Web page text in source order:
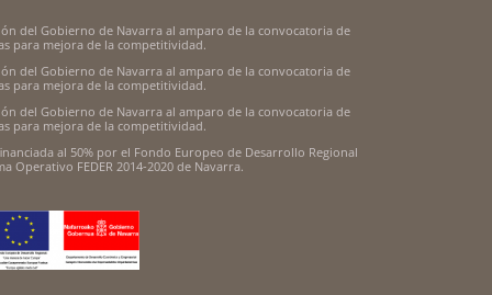
del Gobierno de Navarra al amparo de la convocatoria de
para mejora de la competitividad.
del Gobierno de Navarra al amparo de la convocatoria de
para mejora de la competitividad.
del Gobierno de Navarra al amparo de la convocatoria de
para mejora de la competitividad.
al 50% por el Fondo Europeo de Desarrollo Regional
Operativo FEDER 2014-2020 de Navarra.